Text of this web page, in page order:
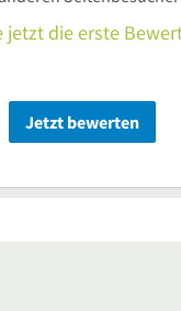
jetzt die erste
Jetzt bewerten